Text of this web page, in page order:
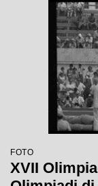
FOTO
XVII